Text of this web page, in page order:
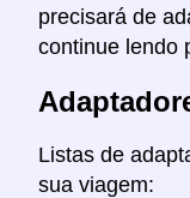
precisará de
continue lendo
Listas de
sua viagem: